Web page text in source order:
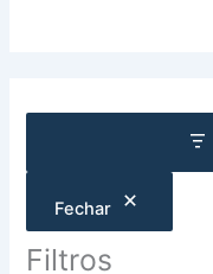
Fechar
Filtros